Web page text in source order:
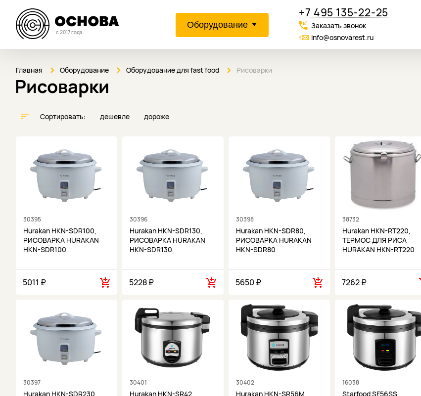
с 2017 года.
Оборудование
+7 495 135-22-25
Заказать звонок
info@osnovarest.ru
Главная Оборудование Оборудование для fast food Рисоварки
Рисоварки
Сортировать: дешевле дороже
30395
Hurakan HKN-SDR100,
РИСОВАРКА HURAKAN
HKN-SDR100
5011 ₽
30396
Hurakan HKN-SDR130,
РИСОВАРКА HURAKAN
HKN-SDR130
5228 ₽
30398
Hurakan HKN-SDR80,
РИСОВАРКА HURAKAN
HKN-SDR80
5650 ₽
38732
Hurakan HKN-RT220,
ТЕРМОС ДЛЯ РИСА
HURAKAN HKN-RT220
7262 ₽
30397
Hurakan HKN-SDR230,
30401
Hurakan HKN-SR42,
30402
Hurakan HKN-SR56M,
16038
Starfood SF56SS,